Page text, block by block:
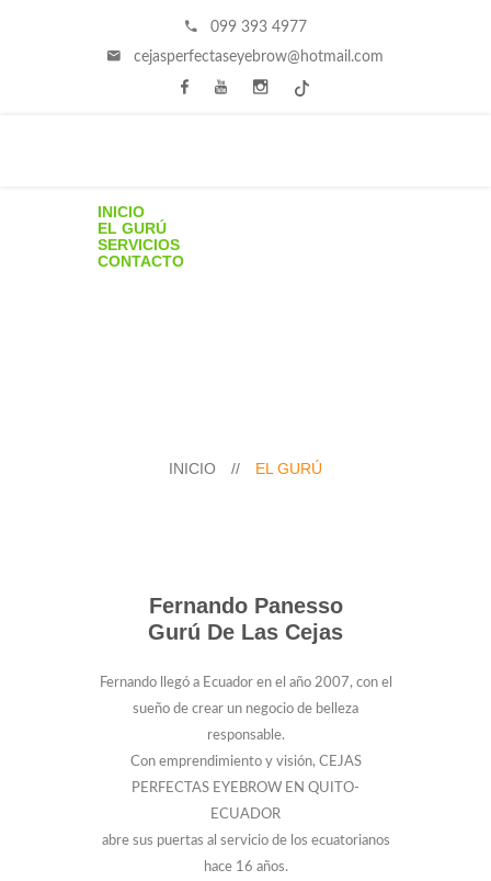
099 393 4977
cejasperfectaseyebrow@hotmail.com
INICIO
EL GURÚ
SERVICIOS
CONTACTO
INICIO // EL GURÚ
Fernando Panesso
Gurú De Las Cejas
Fernando llegó a Ecuador en el año 2007, con el
sueño de crear un negocio de belleza
responsable.
Con emprendimiento y visión, CEJAS
PERFECTAS EYEBROW EN QUITO-
ECUADOR
abre sus puertas al servicio de los ecuatorianos
hace 16 años.